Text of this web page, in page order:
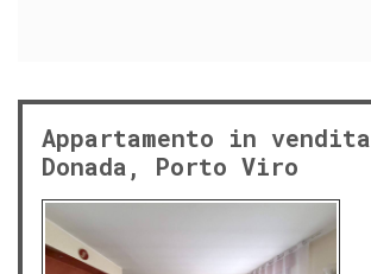
Appartamento in
Donada, Porto Viro